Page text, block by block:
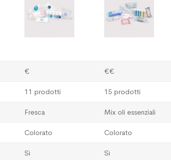
€ €€
11 prodotti 15 prodotti
Fresca Mix oli essenziali
Colorato Colorato
Sì Sì